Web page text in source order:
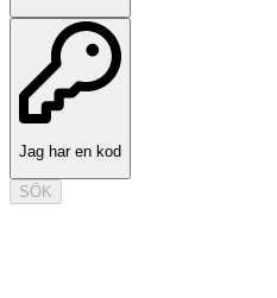
Jag har en kod
SÖK